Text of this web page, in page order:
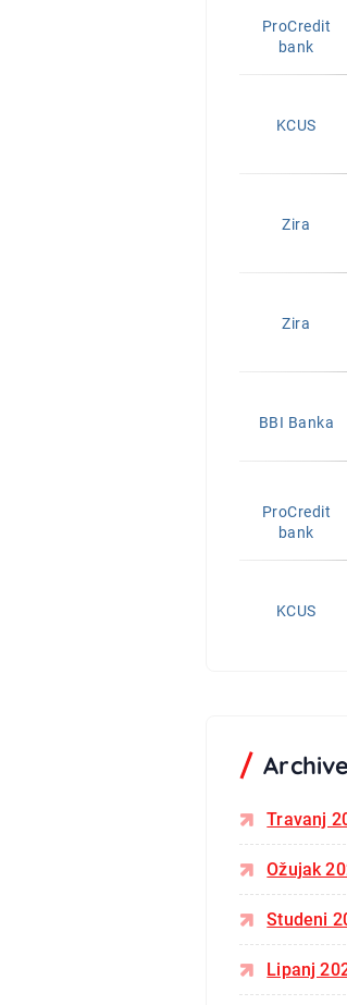
ProCredit
bank
KCUS
Zira
Zira
BBI Banka
ProCredit
bank
KCUS
Travanj
Ožujak
Studeni
Lipanj